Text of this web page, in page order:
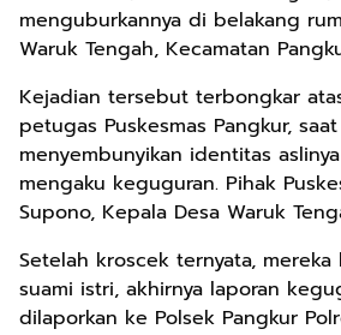
menguburkannya di belakang
Waruk Tengah, Kecamatan
Kejadian tersebut terbongkar
petugas Puskesmas Pangkur,
menyembunyikan identitas
mengaku keguguran. Pihak
Supono, Kepala Desa Waruk
Setelah kroscek ternyata,
suami istri, akhirnya laporan
dilaporkan ke Polsek Pangkur